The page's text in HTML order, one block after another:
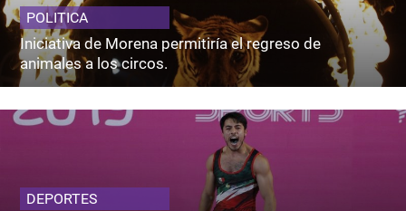
POLITICA
Iniciativa de Morena permitiría el regreso de
animales a los circos.
DEPORTES